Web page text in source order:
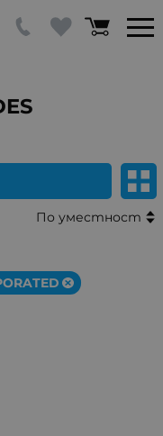
По уместност